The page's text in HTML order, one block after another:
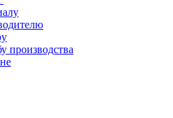
производства